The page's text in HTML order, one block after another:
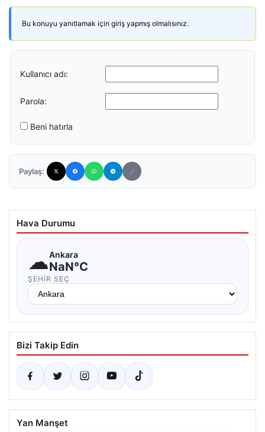
Bu konuyu yanıtlamak için giriş yapmış olmalısınız.
Kullanıcı adı:
Parola:
Beni hatırla
Paylaş:
Hava Durumu
☁Ankara
NaN°C
ŞEHIR SEÇ
Bizi Takip Edin
Yan Manşet